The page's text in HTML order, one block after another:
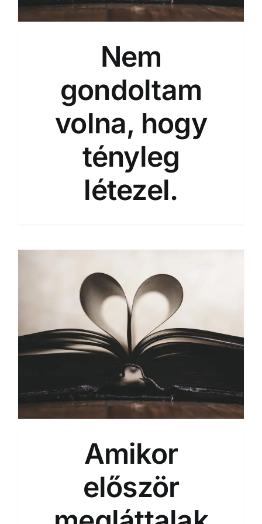
Nem
gondoltam
volna, hogy
tényleg
létezel.
Amikor
először